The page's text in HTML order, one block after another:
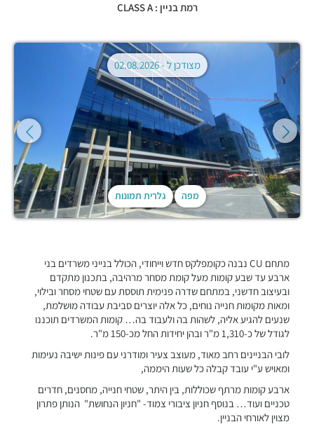
רמת בניין : CLASS A
מפה גלרית תמונות
מצודכן ל -02.08.2026
מתחם CU נבנה כקומפלקס חדש וייחודי, הכולל בנייני משרדים בני
ארבע עד שבע קומות מעל קומת מסחר מרהיבה, בתכנון מתקדם
ובעיצוב חדשני, במתחם שדרה פנימית תוססת עם שטחי מסחר ובילוי,
ומאות מקומות חנייה נוחים, כל אלה יוצרים סביבת עבודה מושלמת,
שנעים להגיע אליה, לשהות בה ולעבוד בה… קומות המשרדים תוכננו
לגודל של כ-1,310 מ"ר ובהן יחידות החל מכ-150 מ"ר.
לובי הבניינים רחב מאוד, מעוצב צעיר ומודרני עם פינות ישיבה נעימות
ומאויש ע"י עובד קבלה כל שעות היממה,
ארבע קומות מרתף שכוללות, בין היתר, שטחי חנייה, מחסנים, חדרים
טכניים ועוד… בנוסף חניון ציבורי צמוד- "חניון הנחושת" הנותן פתרון
מצוין לאורחי הבניין.